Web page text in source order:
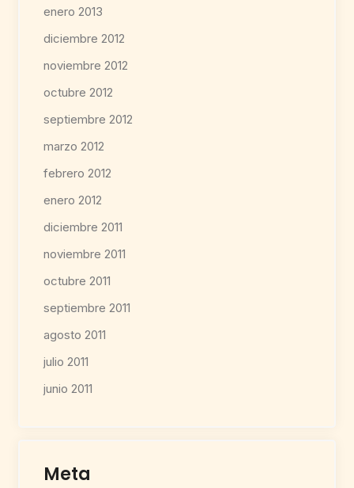
enero 2013
diciembre 2012
noviembre 2012
octubre 2012
septiembre 2012
marzo 2012
febrero 2012
enero 2012
diciembre 2011
noviembre 2011
octubre 2011
septiembre 2011
agosto 2011
julio 2011
junio 2011
Meta